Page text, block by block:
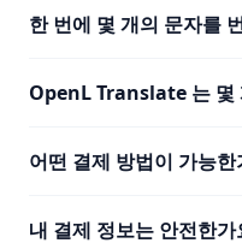
한 번에 몇 개의 문자를
OpenL Translate 는 몇
어떤 결제 방법이 가능한
내 결제 정보는 안전한가